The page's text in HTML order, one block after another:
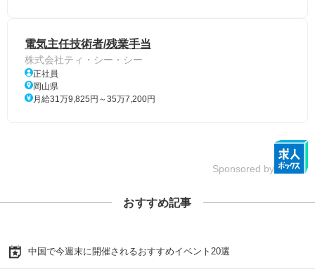
電気主任技術者/残業手当
株式会社ティ・シー・シー
正社員
岡山県
月給31万9,825円～35万7,200円
Sponsored by
おすすめ記事
中国で今週末に開催されるおすすめイベント20選